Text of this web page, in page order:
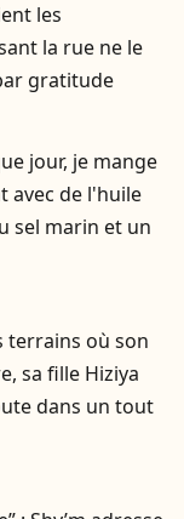
les
la rue ne le
gratitude
jour, je mange
avec de l'huile
sel marin et un
terrains où son
sa fille Hiziya
dans un tout